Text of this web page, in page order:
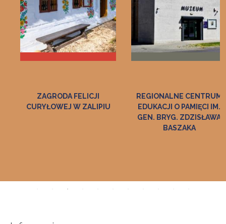
ZAGRODA FELICJI
CURYŁOWEJ W ZALIPIU
REGIONALNE CENTRUM
EDUKACJI O PAMIĘCI IM.
GEN. BRYG. ZDZISŁAWA
BASZAKA